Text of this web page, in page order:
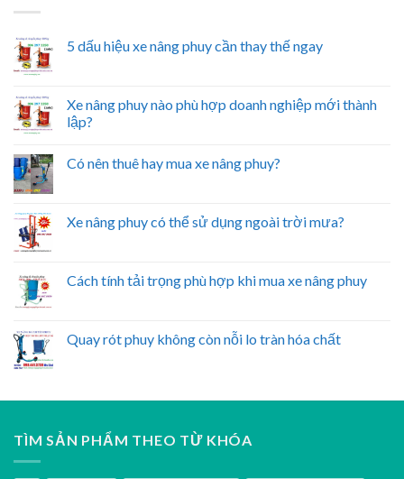
5 dấu hiệu xe nâng phuy cần thay thế ngay
Xe nâng phuy nào phù hợp doanh nghiệp mới thành
lập?
Có nên thuê hay mua xe nâng phuy?
Xe nâng phuy có thể sử dụng ngoài trời mưa?
Cách tính tải trọng phù hợp khi mua xe nâng phuy
Quay rót phuy không còn nỗi lo tràn hóa chất
TÌM SẢN PHẨM THEO TỪ KHÓA